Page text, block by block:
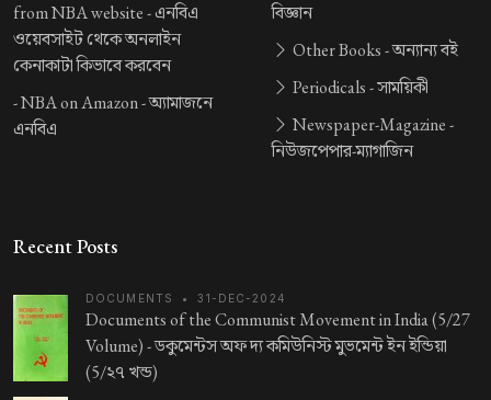
from NBA website -এনবিএ
ওয়েবসাইট থেকে অনলাইন
কেনাকাটা কিভাবে করবেন
-NBA on Amazon -অ্যামাজনে
এনবিএ
বিজ্ঞান
Other Books -অন্যান্য বই
Periodicals -সাময়িকী
Newspaper-Magazine -
নিউজপেপার-ম্যাগাজিন
Recent Posts
DOCUMENTS • 31-DEC-2024
Documents of the Communist Movement in India (5/27
Volume) -ডকুমেন্টস অফ দ্য কমিউনিস্ট মুভমেন্ট ইন ইন্ডিয়া
(5/২৭ খন্ড)